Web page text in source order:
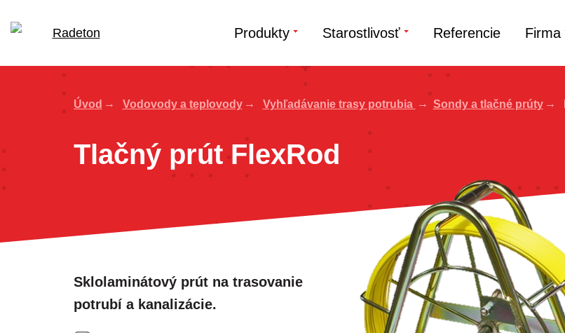
Produkty Starostlivosť Referencie Firma
Úvod Vodovody a teplovody Vyhľadávanie trasy potrubia Sondy a tlačné prúty
Tlačný prút FlexRod
Sklolaminátový prút na trasovanie
potrubí a kanalizácie.